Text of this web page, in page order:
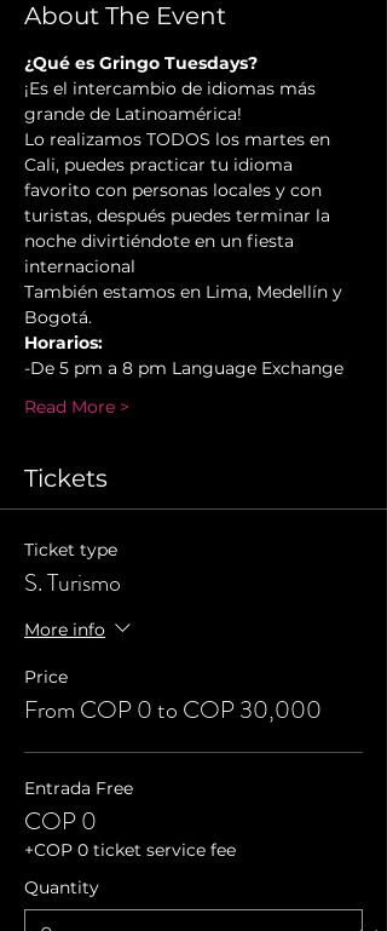
About The Event
¿Qué es Gringo Tuesdays?
¡Es el intercambio de idiomas más
grande de Latinoamérica!
Lo realizamos TODOS los martes en
Cali, puedes practicar tu idioma
favorito con personas locales y con
turistas, después puedes terminar la
noche divirtiéndote en un fiesta
internacional
También estamos en Lima, Medellín y
Bogotá.
Horarios:
-De 5 pm a 8 pm Language Exchange
Read More >
Tickets
Ticket type
S. Turismo
More info
Price
From COP 0 to COP 30,000
Entrada Free
COP 0
+COP 0 ticket service fee
Quantity